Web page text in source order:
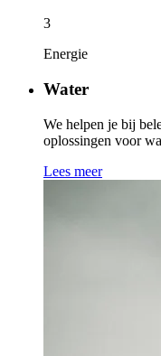
3
Energie
Water
We helpen je bij
oplossingen voor
Lees meer